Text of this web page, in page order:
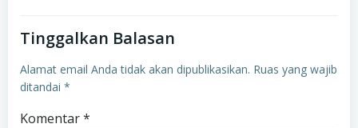
Tinggalkan Balasan
Alamat email Anda tidak akan dipublikasikan. Ruas yang wajib
ditandai *
Komentar*